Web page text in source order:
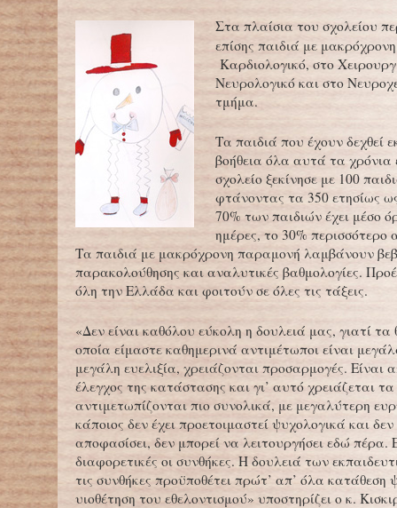
Στα πλαίσια του σχολείου
επίσης παιδιά με
Καρδιολογικό, στο
Νευρολογικό και στο
τμήμα.
Τα παιδιά που έχουν δεχθεί
βοήθεια όλα αυτά τα χρόνια
σχολείο ξεκίνησε με 100
φτάνοντας τα 350 ετησίως
70% των παιδιών έχει μέσο
ημέρες, το 30%
Τα παιδιά με μακρόχρονη παραμονή λαμβάνουν
παρακολούθησης και αναλυτικές βαθμολογίες.
όλη την Ελλάδα και φοιτούν σε όλες τις τάξεις.
«Δεν είναι καθόλου εύκολη η δουλειά μας, γιατί
οποία είμαστε καθημερινά αντιμέτωποι είναι
μεγάλη ευελιξία, χρειάζονται προσαρμογές. Είναι
έλεγχος της κατάστασης και γι’ αυτό χρειάζεται
αντιμετωπίζονται πιο συνολικά, με μεγαλύτερη
κάποιος δεν έχει προετοιμαστεί ψυχολογικά και δεν
αποφασίσει, δεν μπορεί να λειτουργήσει εδώ πέρα.
διαφορετικές οι συνθήκες. Η δουλειά των
τις συνθήκες προϋποθέτει πρώτ’ απ’ όλα κατάθεση
υιοθέτηση του εθελοντισμού» υποστηρίζει ο κ.